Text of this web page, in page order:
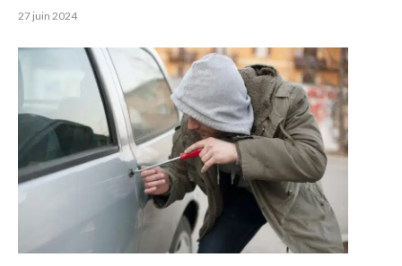
27 juin 2024